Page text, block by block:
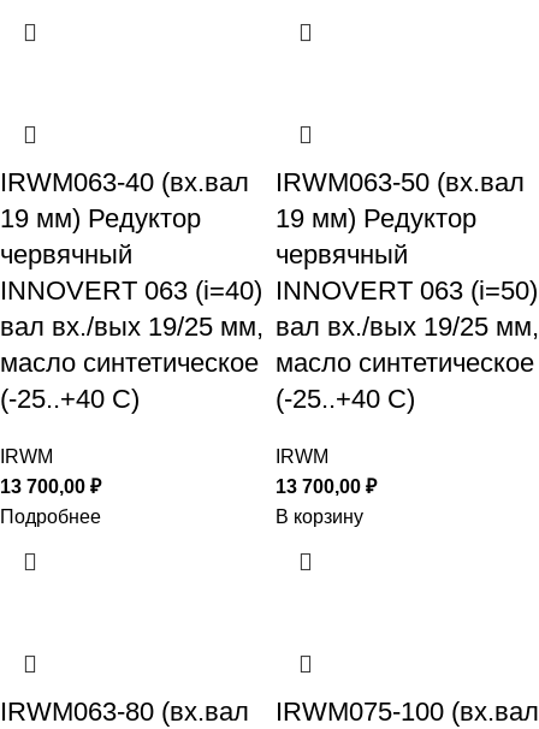
IRWM063-40 (вх.вал
19 мм) Редуктор
червячный
INNOVERT 063 (i=40)
вал вх./вых 19/25 мм,
масло синтетическое
(-25..+40 С)
IRWM
13 700,00 ₽
Подробнее
IRWM063-50 (вх.вал
19 мм) Редуктор
червячный
INNOVERT 063 (i=50)
вал вх./вых 19/25 мм,
масло синтетическое
(-25..+40 С)
IRWM
13 700,00 ₽
В корзину
IRWM063-80 (вх.вал
IRWM075-100 (вх.вал